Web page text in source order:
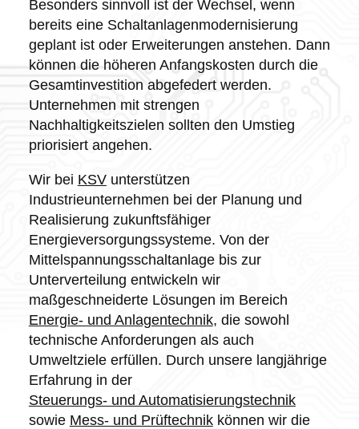
Besonders sinnvoll ist der Wechsel, wenn
bereits eine Schaltanlagenmodernisierung
geplant ist oder Erweiterungen anstehen. Dann
können die höheren Anfangskosten durch die
Gesamtinvestition abgefedert werden.
Unternehmen mit strengen
Nachhaltigkeitszielen sollten den Umstieg
priorisiert angehen.
Wir bei KSVunterstützen
Industrieunternehmen bei der Planung und
Realisierung zukunftsfähiger
Energieversorgungssysteme. Von der
Mittelspannungsschaltanlage bis zur
Unterverteilung entwickeln wir
maßgeschneiderte Lösungen im Bereich
Energie- und Anlagentechnik, die sowohl
technische Anforderungen als auch
Umweltziele erfüllen. Durch unsere langjährige
Erfahrung in der
Steuerungs- und Automatisierungstechnik
sowie Mess- und Prüftechnikkönnen wir die